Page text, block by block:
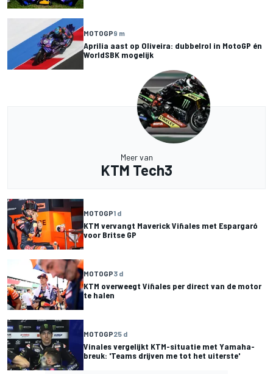
MOTOGP9 m
Aprilia aast op Oliveira: dubbelrol in MotoGP én
WorldSBK mogelijk
Meer van
KTM Tech3
MOTOGP1 d
KTM vervangt Maverick Viñales met Espargaró
voor Britse GP
MOTOGP3 d
KTM overweegt Viñales per direct van de motor
te halen
MOTOGP25 d
Vinales vergelijkt KTM-situatie met Yamaha-
breuk: 'Teams drijven me tot het uiterste'